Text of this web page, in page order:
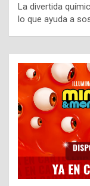
La divertida
lo que ayuda a